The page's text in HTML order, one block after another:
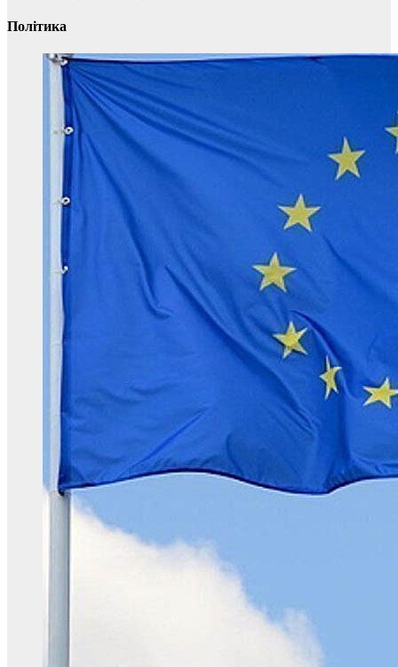
Політика